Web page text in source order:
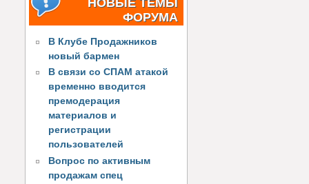
ФОРУМА
В Клубе Продажников
новый бармен
В связи со СПАМ атакой
временно вводится
премодерация
материалов и
регистрации
пользователей
Вопрос по активным
продажам спец